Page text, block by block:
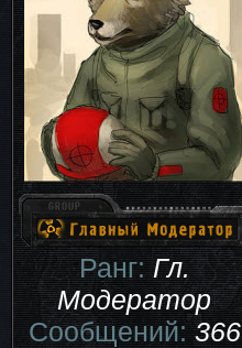
Ранг:Гл.
Модератор
Сообщений:366